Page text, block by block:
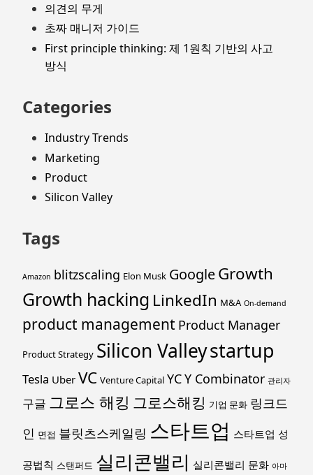
의견의 무게
초짜 매니저 가이드
First principle thinking: 제 1원칙 기반의 사고
방식
Categories
Industry Trends
Marketing
Product
Silicon Valley
Tags
Amazon blitzscaling Elon Musk GoogleGrowth
Growth hacking LinkedIn M&A On-demand
product management Product Manager
Product Strategy Silicon Valleystartup
Tesla Uber VC Venture Capital YCY Combinator 관리자
구글 그로스 해킹 그로스해킹 기업 문화 링크드
인 면접 블릿츠스케일링 스타트업 스타트업 성
공법칙 스탠퍼드 실리콘밸리 실리콘밸리 문화 아마